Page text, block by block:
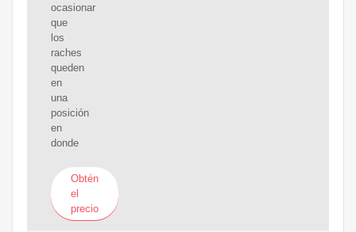
ocasionar
que
los
raches
queden
en
una
posición
en
donde
Obtén
el
precio